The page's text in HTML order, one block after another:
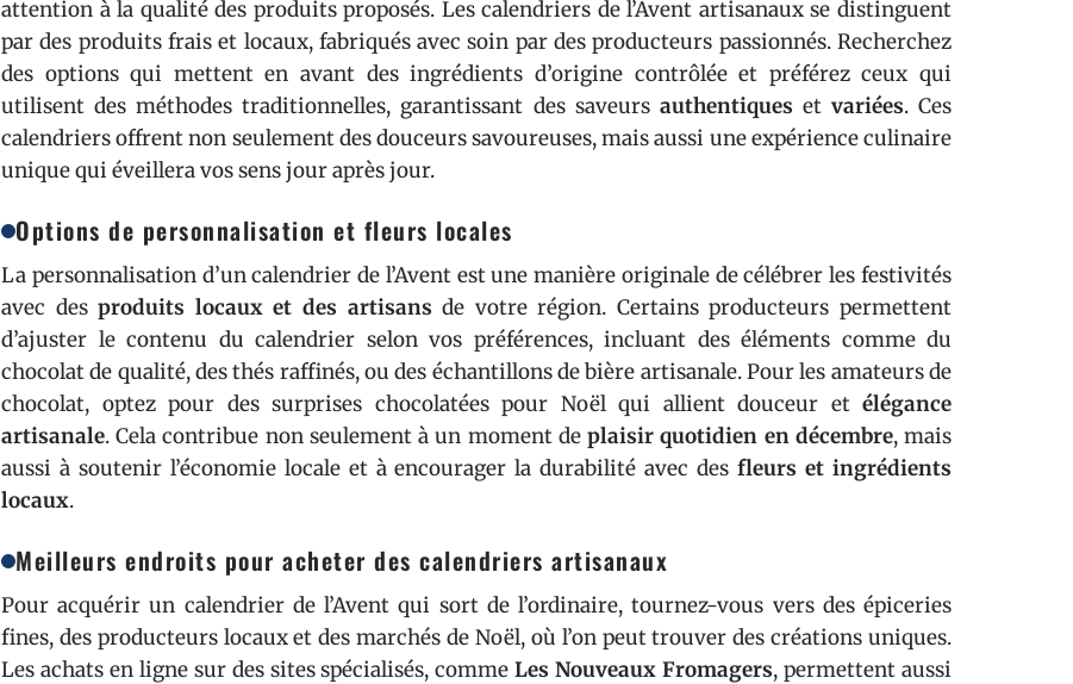
attention à la qualité des produits proposés. Les calendriers de l’Avent artisanaux se distinguent
par des produits frais et locaux, fabriqués avec soin par des producteurs passionnés. Recherchez
des options qui mettent en avant des ingrédients d’origine contrôlée et préférez ceux qui
utilisent des méthodes traditionnelles, garantissant des saveurs authentiques et variées. Ces
calendriers offrent non seulement des douceurs savoureuses, mais aussi une expérience culinaire
unique qui éveillera vos sens jour après jour.
Options de personnalisation et fleurs locales
La personnalisation d’un calendrier de l’Avent est une manière originale de célébrer les festivités
avec desproduits locaux et des artisans de votre région. Certains producteurs permettent
d’ajuster le contenu du calendrier selon vos préférences, incluant des éléments comme du
chocolat de qualité, des thés raffinés, ou des échantillons de bière artisanale. Pour les amateurs de
chocolat, optez pour des surprises chocolatées pour Noël qui allient douceur et élégance
artisanale. Cela contribue non seulement à un moment deplaisir quotidien en décembre, mais
aussi à soutenir l’économie locale et à encourager la durabilité avec desfleurs et ingrédients
locaux.
Meilleurs endroits pour acheter des calendriers artisanaux
Pour acquérir un calendrier de l’Avent qui sort de l’ordinaire, tournez-vous vers des épiceries
fines, des producteurs locaux et des marchés de Noël, où l’on peut trouver des créations uniques.
Les achats en ligne sur des sites spécialisés, commeLes Nouveaux Fromagers, permettent aussi